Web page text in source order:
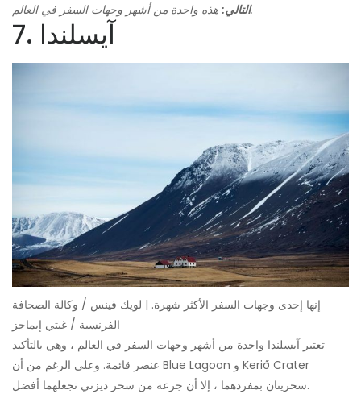
التالي:هذه واحدة من أشهر وجهات السفر في العالم.
7. آيسلندا
إنها إحدى وجهات السفر الأكثر شهرة. | لويك فينس / وكالة الصحافة
الفرنسية / غيتي إيماجز
تعتبر آيسلندا واحدة من أشهر وجهات السفر في العالم ، وهي بالتأكيد
عنصر قائمة. وعلى الرغم من أن Blue Lagoon و Kerið Crater
سحريتان بمفردهما ، إلا أن جرعة من سحر ديزني تجعلهما أفضل.